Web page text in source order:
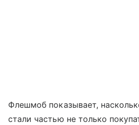
Флешмоб показывает,
стали частью не только